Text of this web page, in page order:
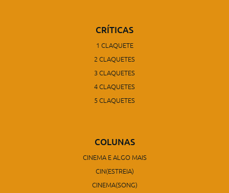
CRÍTICAS
1 CLAQUETE
2 CLAQUETES
3 CLAQUETES
4 CLAQUETES
5 CLAQUETES
COLUNAS
CINEMA E ALGO MAIS
CIN(ESTREIA)
CINEMA(SONG)